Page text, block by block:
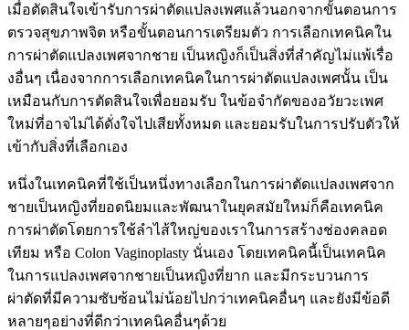
เมื่อตัดสินใจเข้ารับการผ่าตัดแปลงเพศแล้วนอกจากขั้นตอนการ
ตรวจสุขภาพจิต หรือขั้นตอนการเตรียมตัว การเลือกเทคนิคใน
การผ่าตัดแปลงเพศจากชาย เป็นหญิงก็เป็นสิ่งที่สำคัญไม่แพ้เรื่อ
งอื่นๆ เนื่องจากการเลือกเทคนิคในการผ่าตัดแปลงเพศนั้น เป็น
เหมือนกับการตัดสินใจเพื่อยอมรับ ในข้อจำกัดของอวัยวะเพศ
ใหม่ที่อาจไม่ได้ดั่งใจไปเสียทั้งหมด และยอมรับในการปรับตัวให้
เข้ากับสิ่งที่เลือกเอง
หนึ่งในเทคนิคที่ใช้เป็นหนึ่งทางเลือกในการผ่าตัดแปลงเพศจาก
ชายเป็นหญิงที่ยอดนิยมและพัฒนาในยุคสมัยใหม่ก็คือเทคนิค
การผ่าตัดโดยการใช้ลำไส้ใหญ่ของเราในการสร้างช่องคลอด
เทียม หรือ Colon Vaginoplasty นั่นเอง โดยเทคนิคนี้เป็นเทคนิค
ในการแปลงเพศจากชายเป็นหญิงที่ยาก และมีกระบวนการ
ผ่าตัดที่มีความซับซ้อนไม่น้อยไปกว่าเทคนิคอื่นๆ และยังมีข้อดี
หลายๆอย่างที่ดีกว่าเทคนิคอื่นๆด้วย